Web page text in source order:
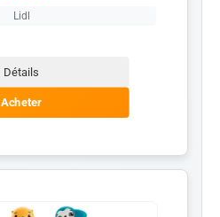
Lidl
Détails
Acheter